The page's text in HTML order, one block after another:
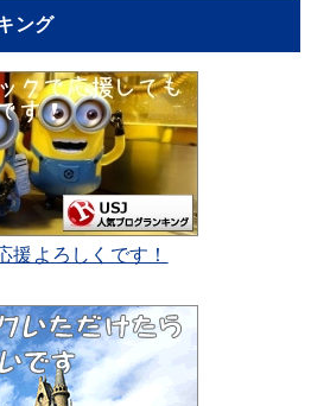
ング
援よろしくです！